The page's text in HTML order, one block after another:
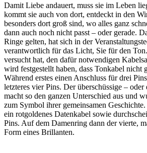
Damit Liebe andauert, muss sie im Leben
kommt sie auch von dort, entdeckt in den
besonders dort groß sind, wo alles ganz
dann auch noch nicht passt – oder gerade.
Ringe gelten, hat sich in der
verantwortlich für das Licht, Sie für den
versucht hat, den dafür notwendigen
wird festgestellt haben, dass Tonkabel nicht
Während erstes einen Anschluss für drei
letzteres vier Pins. Der überschüssige – oder
macht so den ganzen Unterschied aus und
zum Symbol ihrer gemeinsamen
ein rotgoldenes Datenkabel sowie
Pins. Auf dem Damenring dann der vierte,
Form eines Brillanten.